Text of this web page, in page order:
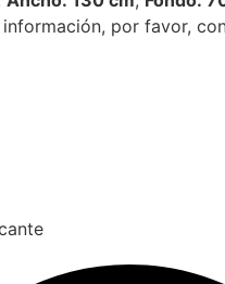
información, por favor,